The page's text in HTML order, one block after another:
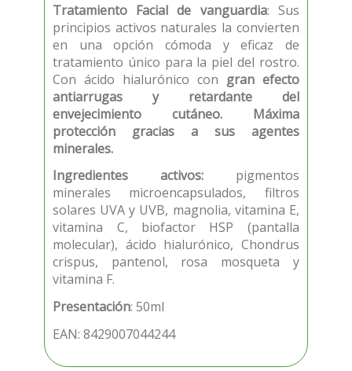
Tratamiento Facial de vanguardia: Sus
principios activos naturales la convierten
en una opción cómoda y eficaz de
tratamiento único para la piel del rostro.
Con ácido hialurónico con gran efecto
antiarrugas y retardante del
envejecimiento cutáneo. Máxima
protección gracias a sus agentes
minerales.
Ingredientes activos: pigmentos
minerales microencapsulados, filtros
solares UVA y UVB, magnolia, vitamina E,
vitamina C, biofactor HSP (pantalla
molecular), ácido hialurónico, Chondrus
crispus, pantenol, rosa mosqueta y
vitamina F.
Presentación: 50ml
EAN: 8429007044244